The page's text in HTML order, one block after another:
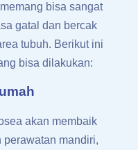
bisa sangat
gatal dan bercak
tubuh. Berikut ini
bisa dilakukan:
akan membaik
mandiri,